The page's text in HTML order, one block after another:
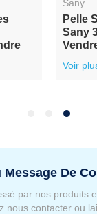
Sany
Pelle
Sany
Voir
Message De
par nos produits
nous contacter ou